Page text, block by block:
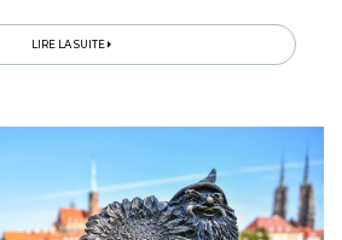
LIRE LA SUITE